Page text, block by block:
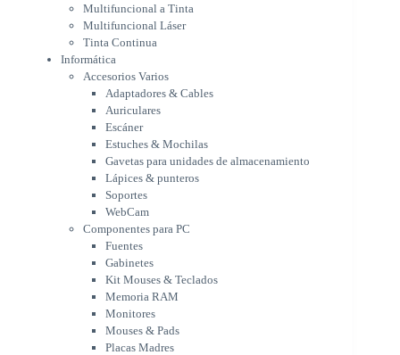
Escáner
Estuches & Mochilas
Gavetas para unidades de
almacenamiento
Lápices & punteros
Soportes
WebCam
Componentes para PC
Fuentes
Gabinetes
Kit Mouses & Teclados
Memoria RAM
Monitores
Mouses & Pads
Placas Madres
Procesadores
Refrigeración & Enfriamiento
Tarjetas Gráficas
Teclados
Equipos NUC
Multifuncional a Tinta
Multifuncional Láser
Tinta Continua
Informática
Accesorios Varios
Adaptadores & Cables
Auriculares
Escáner
Estuches & Mochilas
Gavetas para unidades de almacenamiento
Lápices & punteros
Soportes
WebCam
Componentes para PC
Fuentes
Gabinetes
Kit Mouses & Teclados
Memoria RAM
Monitores
Mouses & Pads
Placas Madres